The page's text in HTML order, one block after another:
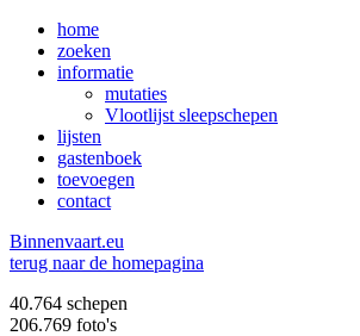
home
zoeken
informatie
mutaties
Vlootlijst sleepschepen
lijsten
gastenboek
toevoegen
contact
Binnenvaart.eu
terug naar de homepagina
40.764 schepen
206.769 foto's